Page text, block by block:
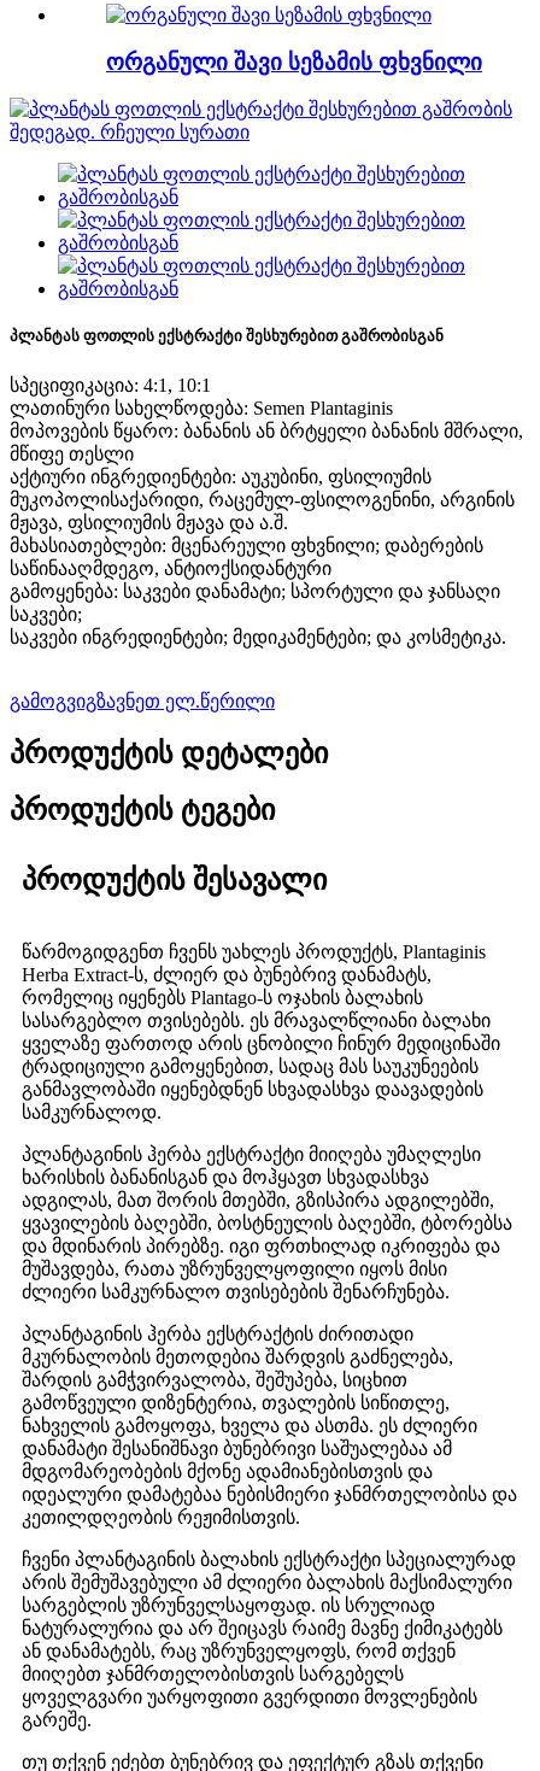
ორგანული შავი სეზამის ფხვნილი
პლანტას ფოთლის ექსტრაქტი შესხურებით გაშრობისგან
სპეციფიკაცია: 4:1, 10:1
ლათინური სახელწოდება: Semen Plantaginis
მოპოვების წყარო: ბანანის ან ბრტყელი ბანანის მშრალი,
მწიფე თესლი
აქტიური ინგრედიენტები: აუკუბინი, ფსილიუმის
მუკოპოლისაქარიდი, რაცემულ-ფსილოგენინი, არგინის
მჟავა, ფსილიუმის მჟავა და ა.შ.
მახასიათებლები: მცენარეული ფხვნილი; დაბერების
საწინააღმდეგო, ანტიოქსიდანტური
გამოყენება: საკვები დანამატი; სპორტული და ჯანსაღი
საკვები;
საკვები ინგრედიენტები; მედიკამენტები; და კოსმეტიკა.
გამოგვიგზავნეთ ელ.წერილი
პროდუქტის დეტალები
პროდუქტის ტეგები
პროდუქტის შესავალი
წარმოგიდგენთ ჩვენს უახლეს პროდუქტს, Plantaginis
Herba Extract-ს, ძლიერ და ბუნებრივ დანამატს,
რომელიც იყენებს Plantago-ს ოჯახის ბალახის
სასარგებლო თვისებებს. ეს მრავალწლიანი ბალახი
ყველაზე ფართოდ არის ცნობილი ჩინურ მედიცინაში
ტრადიციული გამოყენებით, სადაც მას საუკუნეების
განმავლობაში იყენებდნენ სხვადასხვა დაავადების
სამკურნალოდ.
პლანტაგინის ჰერბა ექსტრაქტი მიიღება უმაღლესი
ხარისხის ბანანისგან და მოჰყავთ სხვადასხვა
ადგილას, მათ შორის მთებში, გზისპირა ადგილებში,
ყვავილების ბაღებში, ბოსტნეულის ბაღებში, ტბორებსა
და მდინარის პირებზე. იგი ფრთხილად იკრიფება და
მუშავდება, რათა უზრუნველყოფილი იყოს მისი
ძლიერი სამკურნალო თვისებების შენარჩუნება.
პლანტაგინის ჰერბა ექსტრაქტის ძირითადი
მკურნალობის მეთოდებია შარდვის გაძნელება,
შარდის გამჭვირვალობა, შეშუპება, სიცხით
გამოწვეული დიზენტერია, თვალების სიწითლე,
ნახველის გამოყოფა, ხველა და ასთმა. ეს ძლიერი
დანამატი შესანიშნავი ბუნებრივი საშუალებაა ამ
მდგომარეობების მქონე ადამიანებისთვის და
იდეალური დამატებაა ნებისმიერი ჯანმრთელობისა და
კეთილდღეობის რეჟიმისთვის.
ჩვენი პლანტაგინის ბალახის ექსტრაქტი სპეციალურად
არის შემუშავებული ამ ძლიერი ბალახის მაქსიმალური
სარგებლის უზრუნველსაყოფად. ის სრულიად
ნატურალურია და არ შეიცავს რაიმე მავნე ქიმიკატებს
ან დანამატებს, რაც უზრუნველყოფს, რომ თქვენ
მიიღებთ ჯანმრთელობისთვის სარგებელს
ყოველგვარი უარყოფითი გვერდითი მოვლენების
გარეშე.
თუ თქვენ ეძებთ ბუნებრივ და ეფექტურ გზას თქვენი